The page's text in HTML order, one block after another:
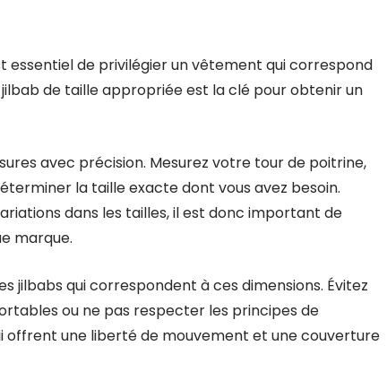
essentiel de privilégier un vêtement qui correspond
de taille appropriée est la clé pour obtenir un
avec précision. Mesurez votre tour de poitrine,
la taille exacte dont vous avez besoin.
dans les tailles, il est donc important de
marque.
jilbabs qui correspondent à ces dimensions. Évitez
ou ne pas respecter les principes de
offrent une liberté de mouvement et une couverture